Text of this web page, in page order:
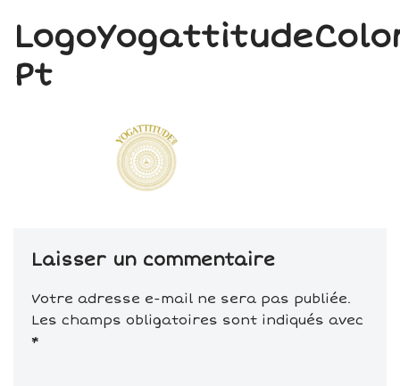
Pt
Laisser un commentaire
Votre adresse e-mail ne sera pas publiée.
Les champs obligatoires sont indiqués avec
*